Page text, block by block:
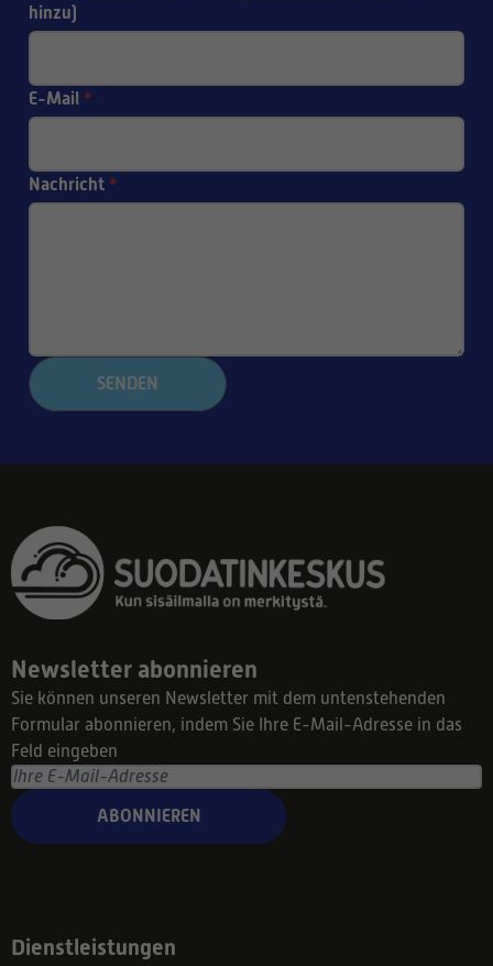
hinzu)
E-Mail *
Nachricht *
SENDEN
Newsletter abonnieren
Sie können unseren Newsletter mit dem untenstehenden
Formular abonnieren, indem Sie Ihre E-Mail-Adresse in das
Feld eingeben
ABONNIEREN
Dienstleistungen